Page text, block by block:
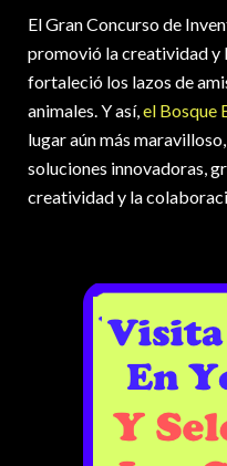
El Gran Concurso de
promovió la creatividad y
fortaleció los lazos de
animales. Y así,el Bosque
lugar aún más
soluciones innovadoras,
creatividad y la